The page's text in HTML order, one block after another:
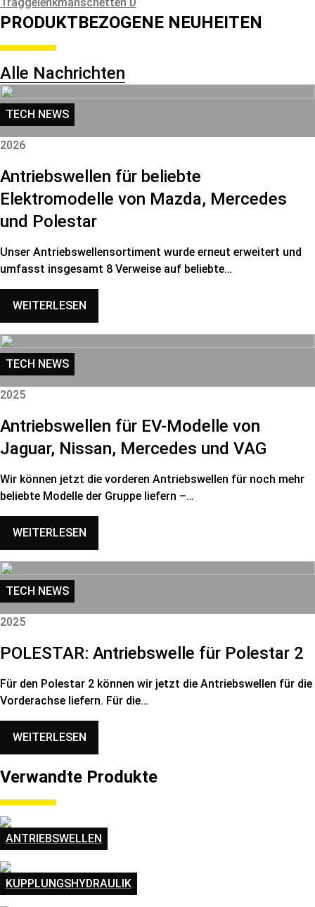
PRODUKTBEZOGENE NEUHEITEN
Alle Nachrichten
TECH NEWS
2026
Antriebswellen für beliebte
Elektromodelle von Mazda, Mercedes
und Polestar
Unser Antriebswellensortiment wurde erneut erweitert und
umfasst insgesamt 8 Verweise auf beliebte…
WEITERLESEN
TECH NEWS
2025
Antriebswellen für EV-Modelle von
Jaguar, Nissan, Mercedes und VAG
Wir können jetzt die vorderen Antriebswellen für noch mehr
beliebte Modelle der Gruppe liefern –…
WEITERLESEN
TECH NEWS
2025
POLESTAR: Antriebswelle für Polestar 2
Für den Polestar 2 können wir jetzt die Antriebswellen für die
Vorderachse liefern. Für die…
WEITERLESEN
Verwandte Produkte
ANTRIEBSWELLEN
KUPPLUNGSHYDRAULIK